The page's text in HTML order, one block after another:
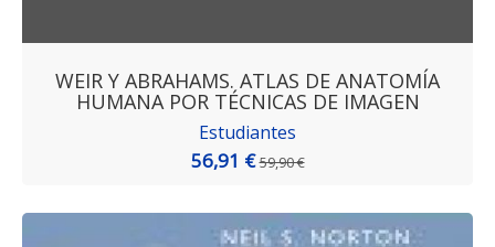
WEIR Y ABRAHAMS. ATLAS DE ANATOMÍA
HUMANA POR TÉCNICAS DE IMAGEN
Estudiantes
56,91 €59,90 €